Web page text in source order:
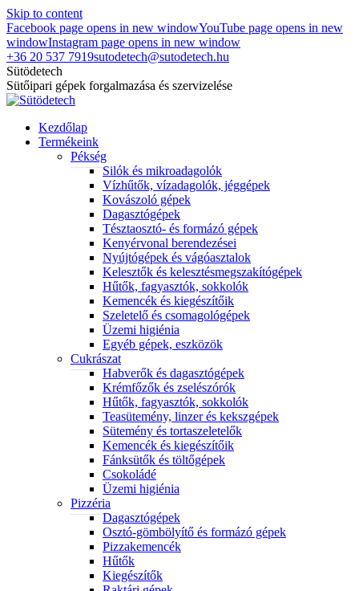
Skip to content
Facebook page opens in new windowYouTube page opens in new
windowInstagram page opens in new window
+36 20 537 7919sutodetech@sutodetech.hu
Sütödetech
Sütőipari gépek forgalmazása és szervizelése
Kezdőlap
Termékeink
Pékség
Silók és mikroadagolók
Vízhűtők, vízadagolók, jéggépek
Kovászoló gépek
Dagasztógépek
Tésztaosztó- és formázó gépek
Kenyérvonal berendezései
Nyújtógépek és vágóasztalok
Kelesztők és kelesztésmegszakítógépek
Hűtők, fagyasztók, sokkolók
Kemencék és kiegészítőik
Szeletelő és csomagológépek
Üzemi higiénia
Egyéb gépek, eszközök
Cukrászat
Habverők és dagasztógépek
Krémfőzők és zselészórók
Hűtők, fagyasztók, sokkolók
Teasütemény, linzer és kekszgépek
Sütemény és tortaszeletelők
Kemencék és kiegészítőik
Fánksütők és töltőgépek
Csokoládé
Üzemi higiénia
Pizzéria
Dagasztógépek
Osztó-gömbölyítő és formázó gépek
Pizzakemencék
Hűtők
Kiegészítők